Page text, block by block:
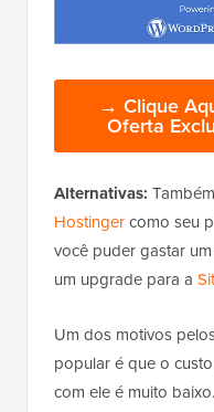
→ Clique
Oferta
Alternativas:
Hostingercomo seu
você puder gastar
um upgrade para a
Um dos motivos
popular é que o
com ele é muito baixo.